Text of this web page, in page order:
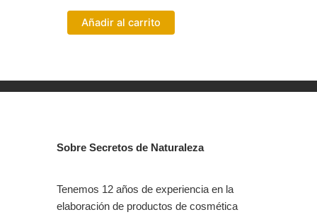
CANNABIS
ML
Añadir al carrito
Sobre Secretos de Naturaleza
Tenemos 12 años de experiencia en la
elaboración de productos de cosmética